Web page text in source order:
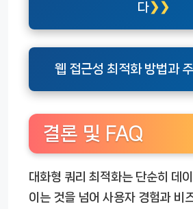
다
웹 접근성 최적화 방법과
결론 및 FAQ
대화형 쿼리 최적화는 단순히 데
이는 것을 넘어 사용자 경험과 비